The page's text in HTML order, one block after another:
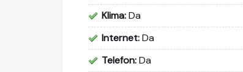
Klima:Da
Internet:Da
Telefon:Da